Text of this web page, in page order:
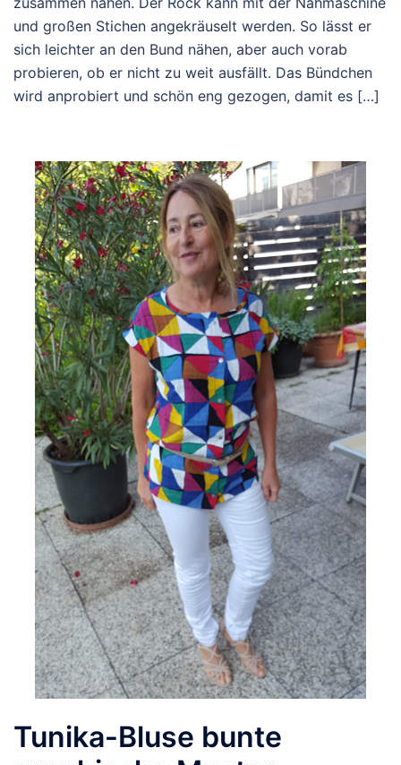
und großen Stichen angekräuselt werden. So lässt er
sich leichter an den Bund nähen, aber auch vorab
probieren, ob er nicht zu weit ausfällt. Das Bündchen
wird anprobiert und schön eng gezogen, damit es […]
Tunika-Bluse bunte